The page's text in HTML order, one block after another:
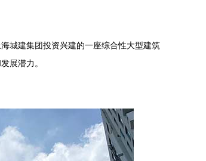
城建集团投资兴建的一座综合性大型建筑
展潜力。